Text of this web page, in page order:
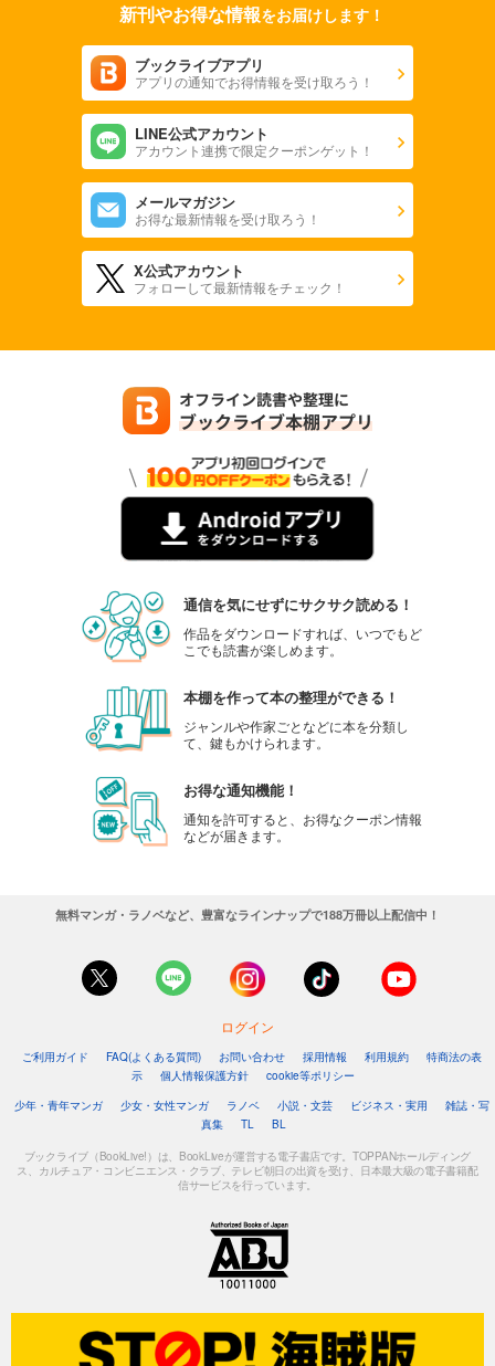
新刊やお得な情報をお届けします！
ブックライブアプリ
アプリの通知でお得情報を受け取ろう！
LINE公式アカウント
アカウント連携で限定クーポンゲット！
メールマガジン
お得な最新情報を受け取ろう！
X公式アカウント
フォローして最新情報をチェック！
通信を気にせずにサクサク読める！
作品をダウンロードすれば、いつでもど
こでも読書が楽しめます。
本棚を作って本の整理ができる！
ジャンルや作家ごとなどに本を分類し
て、鍵もかけられます。
お得な通知機能！
通知を許可すると、お得なクーポン情報
などが届きます。
無料マンガ・ラノベなど、豊富なラインナップで188万冊以上配信中！
ログイン
ご利用ガイド FAQ(よくある質問) お問い合わせ 採用情報 利用規約
特商法の表
示
個人情報保護方針
cookie等ポリシー
少年・青年マンガ
少女・女性マンガ ラノベ 小説・文芸 ビジネス・実用
雑誌・写
真集
TL BL
ブックライブ（BookLive!）は、BookLiveが運営する電子書店です。TOPPANホールディング
ス、カルチュア・コンビニエンス・クラブ、テレビ朝日の出資を受け、日本最大級の電子書籍配
信サービスを行っています。